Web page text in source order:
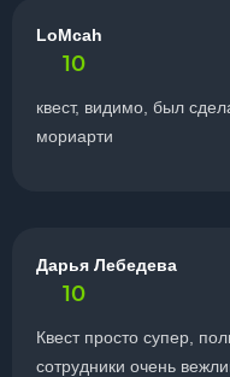
LoMcah
10
квест, видимо, был
мориарти
Дарья Лебедева
10
Квест просто супер,
сотрудники очень